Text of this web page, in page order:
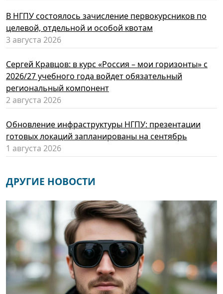
В НГПУ состоялось зачисление первокурсников по
целевой, отдельной и особой квотам
3 августа 2026
Сергей Кравцов: в курс «Россия – мои горизонты» с
2026/27 учебного года войдет обязательный
региональный компонент
2 августа 2026
Обновление инфраструктуры НГПУ: презентации
готовых локаций запланированы на сентябрь
1 августа 2026
ДРУГИЕ НОВОСТИ